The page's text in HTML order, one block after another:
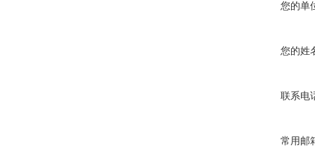
您的单
您的姓
联系电
常用邮